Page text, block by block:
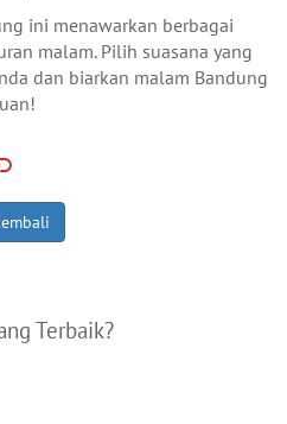
ini menawarkan berbagai
malam. Pilih suasana yang
dan biarkan malam Bandung
Terbaik?